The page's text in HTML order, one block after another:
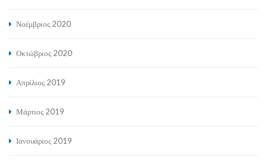
Νοέμβριος 2020
Οκτώβριος 2020
Απρίλιος 2019
Μάρτιος 2019
Ιανουάριος 2019